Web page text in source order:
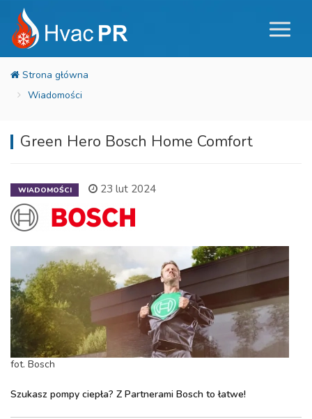
Wiadomości
Green Hero Bosch Home Comfort
WIADOMOŚCI 23 lut 2024
fot. Bosch
Szukasz pompy ciepła? Z Partnerami Bosch to łatwe!